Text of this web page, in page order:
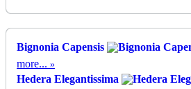
Bignonia Capensis
more...
Hedera Elegantissima